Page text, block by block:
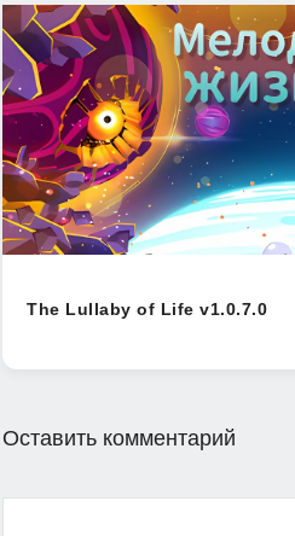
The Lullaby of Life v1.0.7.0
Оставить комментарий